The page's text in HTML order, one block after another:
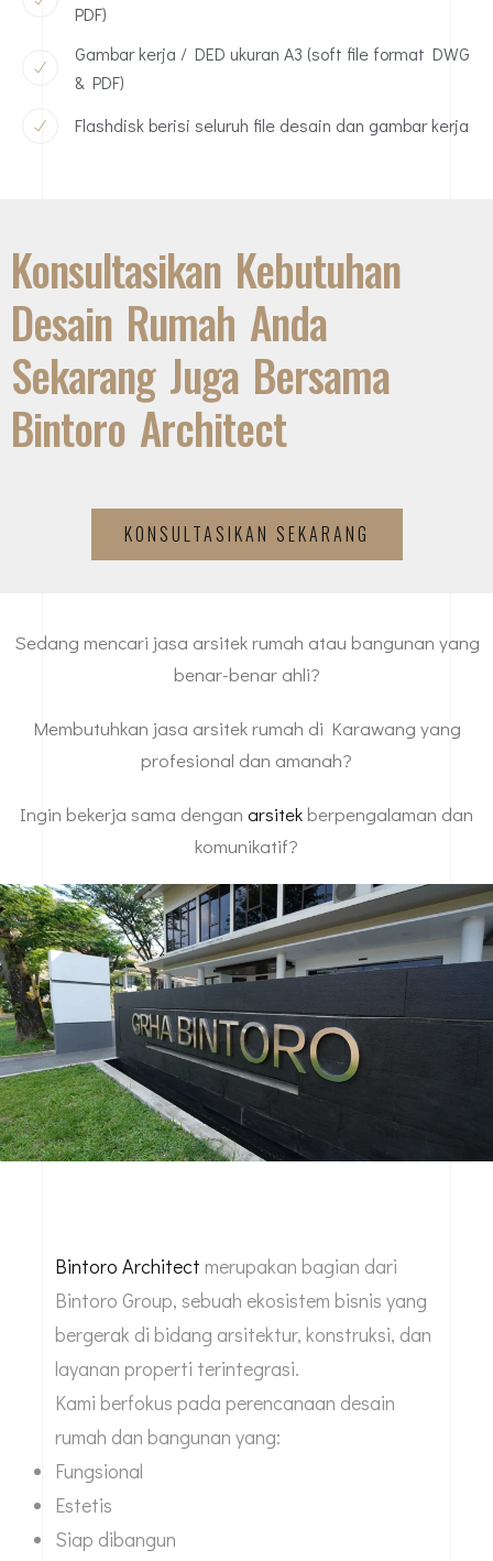
PDF)
Gambar kerja / DED ukuran A3 (soft file format DWG
& PDF)
Flashdisk berisi seluruh file desain dan gambar kerja
Konsultasikan Kebutuhan
Desain Rumah Anda
Sekarang Juga Bersama
Bintoro Architect
KONSULTASIKAN SEKARANG
Sedang mencari jasa arsitek rumah atau bangunan yang
benar-benar ahli?
Membutuhkan jasa arsitek rumah di Karawang yang
profesional dan amanah?
Ingin bekerja sama dengan arsitekberpengalaman dan
komunikatif?
Bintoro Architect merupakan bagian dari
Bintoro Group, sebuah ekosistem bisnis yang
bergerak di bidang arsitektur, konstruksi, dan
layanan properti terintegrasi.
Kami berfokus pada perencanaan desain
rumah dan bangunan yang:
Fungsional
Estetis
Siap dibangun